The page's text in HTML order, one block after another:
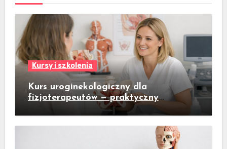
Kursy i szkolenia
Kurs uroginekologiczny dla
fizjoterapeutów — praktyczny
przewodnik dla gabinetów fizjoterapii